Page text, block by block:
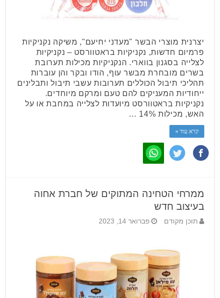
יצרנית מוצרי הבשר "מעדני יחיעם", משיקה נקניקיות
פרמיום חדשות, נקניקיות בראטוורסט – נקניקיות
לצלייה בסגנון בווארי. הנקניקיות מכילות תערובת
בשרים מובחרת מבשר עוף, הודו ובקר והן עוברות
תהליכי תיבול הכוללים תערובות עשבי תיבול ותבלינים
ייחודיות המעניקים להם טעם ומרקם מיוחדים.
נקניקיות בראטוורסט מיועדות לצלייה במחבת או על
האש, מכילות 14% …
קרא עוד »
ממרחי הטחינה המתוקים של חברת אחוה
בעיצוב חדש
תוכן מקודם פברואר 14, 2023